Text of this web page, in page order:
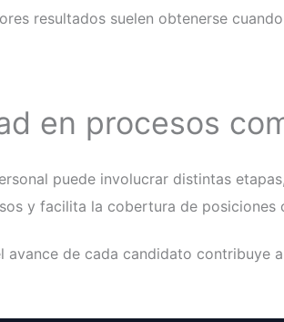
resultados suelen obtenerse
en procesos
puede involucrar distintas
y facilita la cobertura de posiciones
avance de cada candidato contribuye